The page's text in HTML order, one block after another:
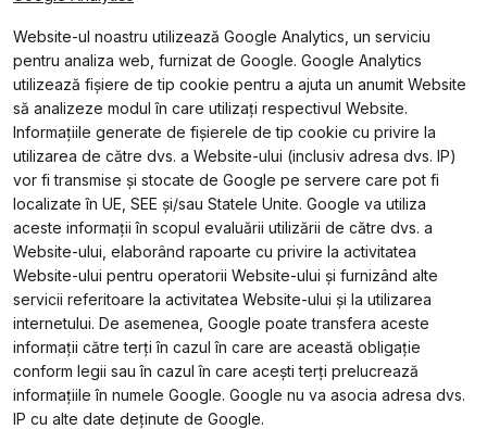
Website-ul noastru utilizează Google Analytics, un serviciu
pentru analiza web, furnizat de Google. Google Analytics
utilizează fișiere de tip cookie pentru a ajuta un anumit Website
să analizeze modul în care utilizați respectivul Website.
Informațiile generate de fișierele de tip cookie cu privire la
utilizarea de către dvs. a Website-ului (inclusiv adresa dvs. IP)
vor fi transmise și stocate de Google pe servere care pot fi
localizate în UE, SEE şi/sau Statele Unite. Google va utiliza
aceste informații în scopul evaluării utilizării de către dvs. a
Website-ului, elaborând rapoarte cu privire la activitatea
Website-ului pentru operatorii Website-ului și furnizând alte
servicii referitoare la activitatea Website-ului și la utilizarea
internetului. De asemenea, Google poate transfera aceste
informații către terți în cazul în care are această obligaţie
conform legii sau în cazul în care acești terți prelucrează
informațiile în numele Google. Google nu va asocia adresa dvs.
IP cu alte date deținute de Google.